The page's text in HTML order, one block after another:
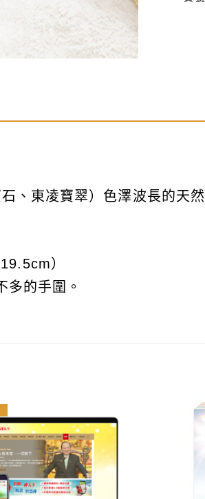
、東凌寶翠）色澤波長的天
）
的手圍。